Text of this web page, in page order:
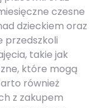
czesne
dzieckiem oraz
przedszkoli
takie jak
które mogą
również
z zakupem